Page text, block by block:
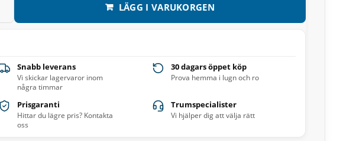
LÄGG I VARUKORGEN
Snabb leverans
Vi skickar lagervaror inom
några timmar
30 dagars öppet köp
Prova hemma i lugn och ro
Prisgaranti
Hittar du lägre pris? Kontakta
oss
Trumspecialister
Vi hjälper dig att välja rätt